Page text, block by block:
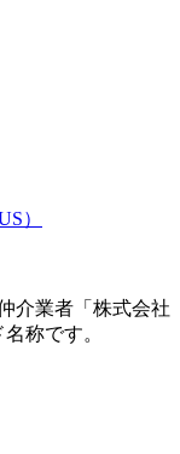
）
介業者「株式会社
称です。